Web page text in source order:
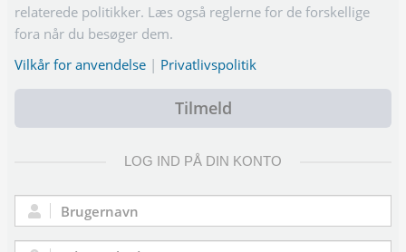
relaterede politikker. Læs også reglerne for de forskellige
fora når du besøger dem.
Vilkår for anvendelse | Privatlivspolitik
Tilmeld
LOG IND PÅ DIN KONTO
Brugernavn: